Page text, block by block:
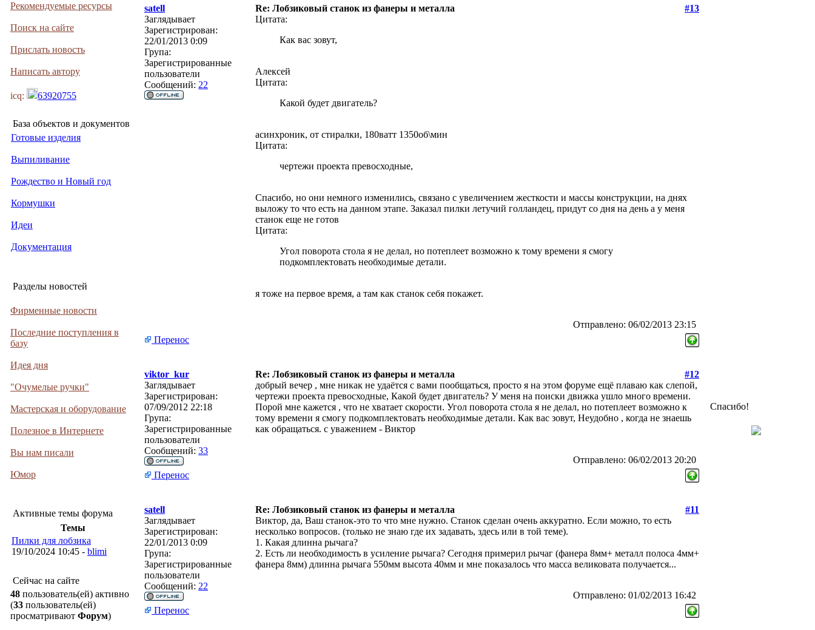
Рекомендуемые ресурсы
Поиск на сайте
Прислать новость
Написать автору
icq: 63920755
База объектов и документов
Готовые изделия
Выпиливание
Рождество и Новый год
Кормушки
Идеи
Документация
Разделы новостей
Фирменные новости
Последние поступления в
базу
Идея дня
"Очумелые ручки"
Мастерская и оборудование
Полезное в Интернете
Вы нам писали
Юмор
Активные темы форума
Темы
Пилки для лобзика
19/10/2024 10:45 - blimi
Сейчас на сайте
48 пользователь(ей) активно
(33 пользователь(ей)
просматривают Форум)
satell Re: Лобзиковый станок из фанеры и металла
#13
Заглядывает
Зарегистрирован:
22/01/2013 0:09
Група:
Зарегистрированные
пользователи
Сообщений: 22
Цитата:
Как вас зовут,
Алексей
Цитата:
Какой будет двигатель?
асинхроник, от стиралки, 180ватт 1350об\мин
Цитата:
чертежи проекта превосходные,
Спасибо, но они немного изменились, связано с увеличением жесткости и массы конструкции, на днях
выложу то что есть на данном этапе. Заказал пилки летучий голландец, придут со дня на день а у меня
станок еще не готов
Цитата:
Угол поворота стола я не делал, но потеплеет возможно к тому времени я смогу
подкомплектовать необходимые детали.
я тоже на первое время, а там как станок себя покажет.
Отправлено: 06/02/2013 23:15
Перенос
viktor_kur Re: Лобзиковый станок из фанеры и металла
#12
Заглядывает
Зарегистрирован:
07/09/2012 22:18
Група:
Зарегистрированные
пользователи
Сообщений: 33
добрый вечер , мне никак не удаётся с вами пообщаться, просто я на этом форуме ещё плаваю как слепой,
чертежи проекта превосходные, Какой будет двигатель? У меня на поиски движка ушло много времени.
Порой мне кажется , что не хватает скорости. Угол поворота стола я не делал, но потеплеет возможно к
тому времени я смогу подкомплектовать необходимые детали. Как вас зовут, Неудобно , когда не знаешь
как обращаться. с уважением - Виктор
Отправлено: 06/02/2013 20:20
Перенос
satell Re: Лобзиковый станок из фанеры и металла
#11
Заглядывает
Зарегистрирован:
22/01/2013 0:09
Група:
Зарегистрированные
пользователи
Сообщений: 22
Виктор, да, Ваш станок-это то что мне нужно. Станок сделан очень аккуратно. Если можно, то есть
несколько вопросов. (только не знаю где их задавать, здесь или в той теме).
1. Какая длинна рычага?
2. Есть ли необходимость в усиление рычага? Сегодня примерил рычаг (фанера 8мм+ металл полоса 4мм+
фанера 8мм) длинна рычага 550мм высота 40мм и мне показалось что масса великовата получается...
Отправлено: 01/02/2013 16:42
Перенос
Спасибо!